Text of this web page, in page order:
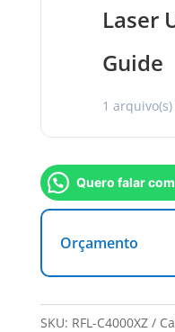
Laser
Guide
1 arquivo(s)
Quero falar
Orçamento
SKU: RFL-C4000XZ